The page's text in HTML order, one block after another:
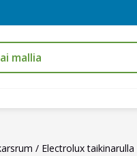
/ Electrolux taikinarulla